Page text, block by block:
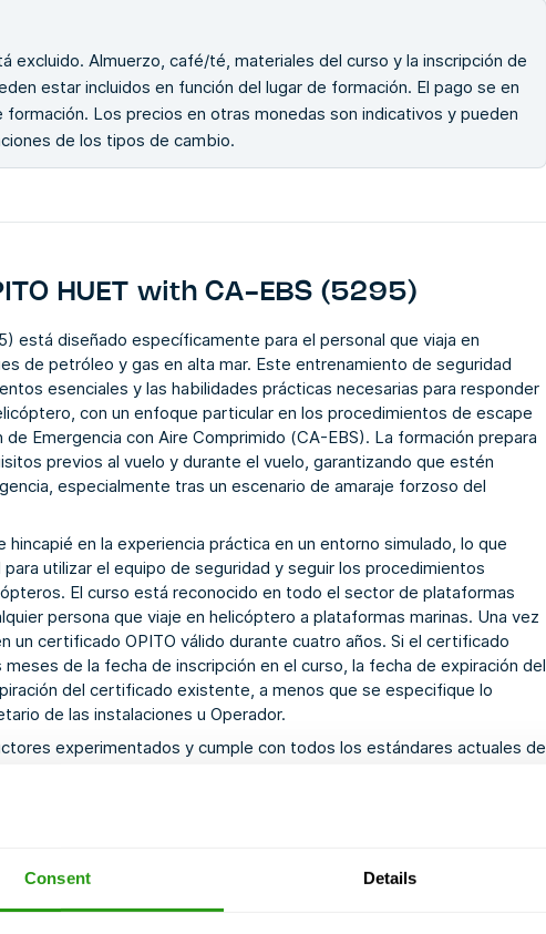
Consent Details
excluido. Almuerzo, café/té, materiales del curso y la inscripción de
estar incluidos en función del lugar de formación. El pago se en
formación. Los precios en otras monedas son indicativos y pueden
de los tipos de cambio.
HUET with CA-EBS (5295)
está diseñado específicamente para el personal que viaja en
de petróleo y gas en alta mar. Este entrenamiento de seguridad
esenciales y las habilidades prácticas necesarias para responder
con un enfoque particular en los procedimientos de escape
Emergencia con Aire Comprimido (CA-EBS). La formación prepara
previos al vuelo y durante el vuelo, garantizando que estén
especialmente tras un escenario de amaraje forzoso del
hincapié en la experiencia práctica en un entorno simulado, lo que
utilizar el equipo de seguridad y seguir los procedimientos
El curso está reconocido en todo el sector de plataformas
persona que viaje en helicóptero a plataformas marinas. Una vez
certificado OPITO válido durante cuatro años. Si el certificado
de la fecha de inscripción en el curso, la fecha de expiración del
del certificado existente, a menos que se especifique lo
de las instalaciones u Operador.
experimentados y cumple con todos los estándares actuales de
totalmente preparados para los desafíos únicos de los viajes en
la información relativa a requisitos previos, requisitos médicos y
según las directrices de OPITO.